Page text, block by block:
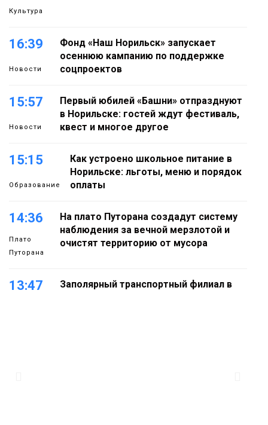
Культура
16:39
Новости
Фонд «Наш Норильск» запускает
осеннюю кампанию по поддержке
соцпроектов
15:57
Новости
Первый юбилей «Башни» отпразднуют
в Норильске: гостей ждут фестиваль,
квест и многое другое
15:15
Образование
Как устроено школьное питание в
Норильске: льготы, меню и порядок
оплаты
14:36
Плато
Путорана
На плато Путорана создадут систему
наблюдения за вечной мерзлотой и
очистят территорию от мусора
13:47
Заполярный транспортный филиал в